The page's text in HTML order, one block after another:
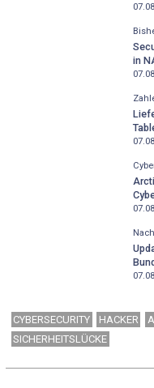
in
CYBERSECURITY HACKER
SICHERHEITSLÜCKE